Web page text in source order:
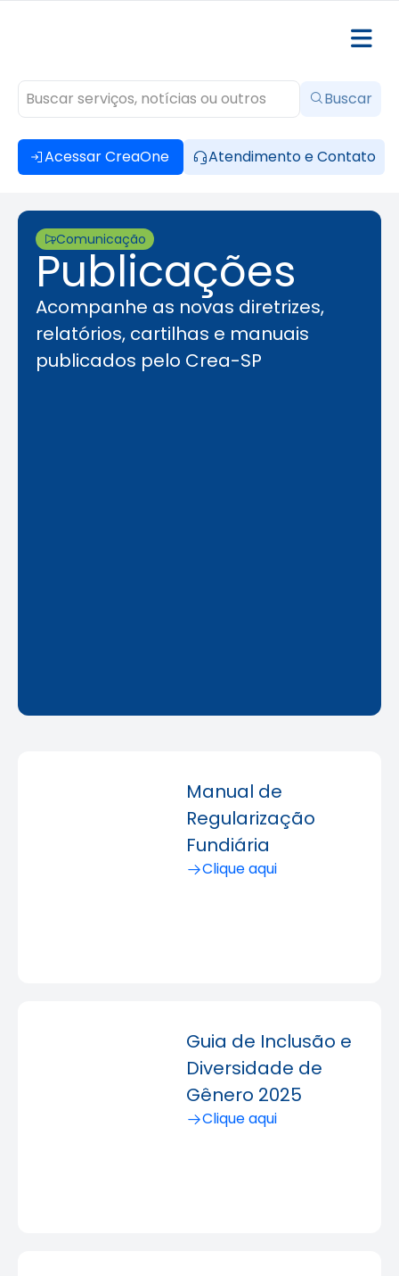
Acessar CreaOne Atendimento e Contato
Buscar
Comunicação
Publicações
Acompanhe as novas diretrizes,
relatórios, cartilhas e manuais
publicados pelo Crea-SP
Manual de
Regularização
Fundiária
Clique aqui
Guia de Inclusão e
Diversidade de
Gênero 2025
Clique aqui